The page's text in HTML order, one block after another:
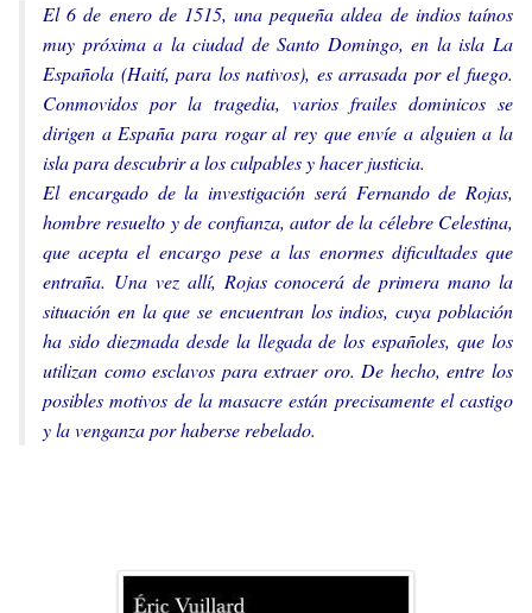
El 6 de enero de 1515, una pequeña aldea de indios taínos
muy próxima a la ciudad de Santo Domingo, en la isla La
Española (Haití, para los nativos), es arrasada por el fuego.
Conmovidos por la tragedia, varios frailes dominicos se
dirigen a España para rogar al rey que envíe a alguien a la
isla para descubrir a los culpables y hacer justicia.
El encargado de la investigación será Fernando de Rojas,
hombre resuelto y de confianza, autor de la célebre Celestina,
que acepta el encargo pese a las enormes dificultades que
entraña. Una vez allí, Rojas conocerá de primera mano la
situación en la que se encuentran los indios, cuya población
ha sido diezmada desde la llegada de los españoles, que los
utilizan como esclavos para extraer oro. De hecho, entre los
posibles motivos de la masacre están precisamente el castigo
y la venganza por haberse rebelado.